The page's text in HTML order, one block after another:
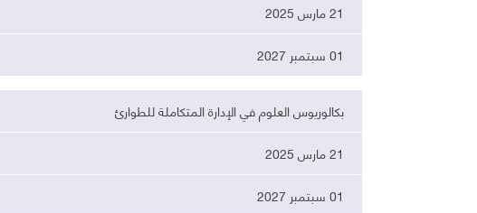
21 مارس 2025
01 سبتمبر 2027
بكالوريوس العلوم في الإدارة المتكاملة للطوارئ
21 مارس 2025
01 سبتمبر 2027